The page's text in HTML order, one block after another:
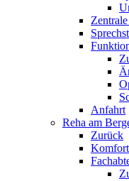
Anfahrt
Reha am
Zurück